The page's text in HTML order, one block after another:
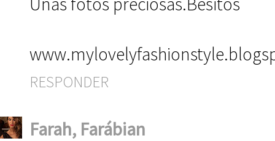
RESPONDER
Farah, Farábian